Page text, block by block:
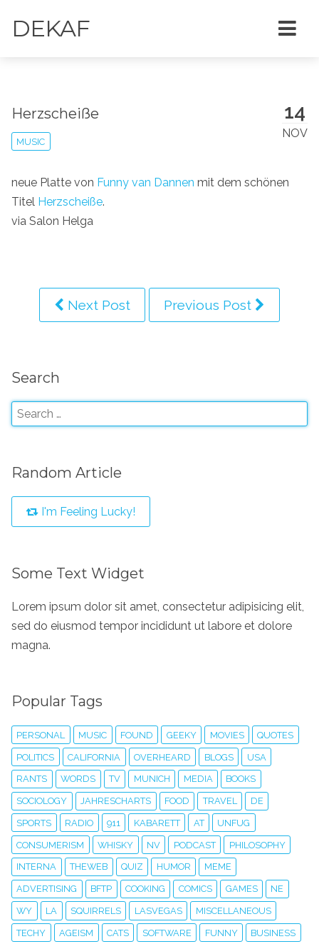
DEKAF
14
NOV
Herzscheiße
MUSIC
neue Platte von Funny van Dannen mit dem schönen
Titel Herzscheiße.
via Salon Helga
Next Post Previous Post
Search
Random Article
I'm Feeling Lucky!
Some Text Widget
Lorem ipsum dolor sit amet, consectetur adipisicing elit,
sed do eiusmod tempor incididunt ut labore et dolore
magna.
Popular Tags
PERSONAL MUSIC FOUND GEEKY MOVIES QUOTES
POLITICS CALIFORNIA OVERHEARD BLOGS USA
RANTS WORDS TV MUNICH MEDIA BOOKS
SOCIOLOGY JAHRESCHARTS FOOD TRAVEL DE
SPORTS RADIO 911 KABARETT AT UNFUG
CONSUMERISM WHISKY NV PODCAST PHILOSOPHY
INTERNA THEWEB QUIZ HUMOR MEME
ADVERTISING BFTP COOKING COMICS GAMES NE
WY LA SQUIRRELS LASVEGAS MISCELLANEOUS
TECHY AGEISM CATS SOFTWARE FUNNY BUSINESS